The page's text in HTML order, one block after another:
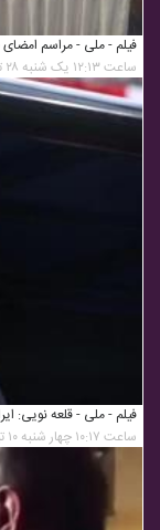
فیلم - ملی - مراسم امضای
ساعت ۱۲:۱۳ یک شنبه ۲۸ تیر ۱۴۰۵
فیلم - ملی - قلعه نویی:
ساعت ۱۰:۱۷ چهار شنبه ۱۰ تیر ۱۴۰۵